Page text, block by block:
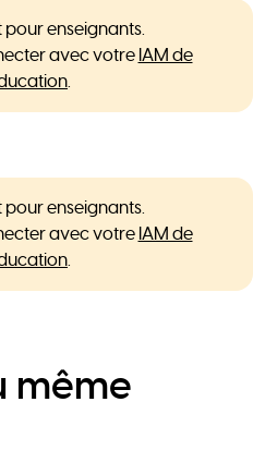
pour enseignants.
avec votre IAM de
.
pour enseignants.
avec votre IAM de
.
même